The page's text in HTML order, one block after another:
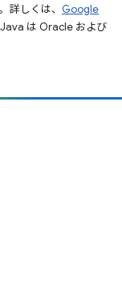
詳しくは、 Google
は Oracle および